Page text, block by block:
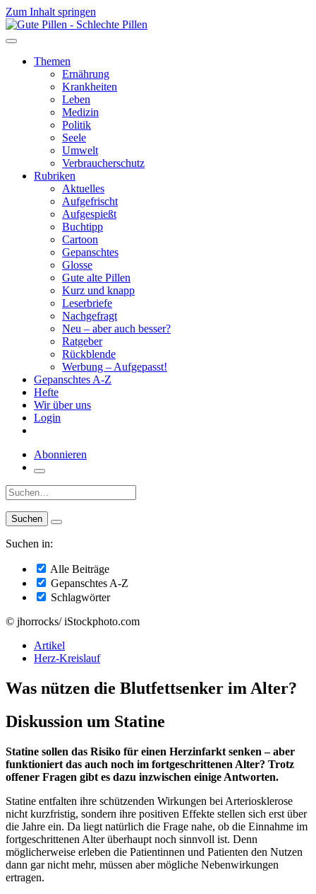
Zum Inhalt springen
Themen
Ernährung
Krankheiten
Leben
Medizin
Politik
Seele
Umwelt
Verbraucherschutz
Rubriken
Aktuelles
Aufgefrischt
Aufgespießt
Buchtipp
Cartoon
Gepanschtes
Glosse
Gute alte Pillen
Kurz und knapp
Leserbriefe
Nachgefragt
Neu – aber auch besser?
Ratgeber
Rückblende
Werbung – Aufgepasst!
Gepanschtes A-Z
Hefte
Wir über uns
Login
Abonnieren
Suche:
Suchen in:
Alle Beiträge
Gepanschtes A-Z
Schlagwörter
© jhorrocks/ iStockphoto.com
Artikel
Herz-Kreislauf
Was nützen die Blutfettsenker im Alter?
Diskussion um Statine
Statine sollen das Risiko für einen Herzinfarkt senken – aber
funktioniert das auch noch im fortgeschrittenen Alter? Trotz
offener Fragen gibt es dazu inzwischen einige Antworten.
Statine entfalten ihre schützenden Wirkungen bei Arteriosklerose
nicht kurzfristig, sondern ihre positiven Effekte stellen sich erst über
die Jahre ein. Da liegt natürlich die Frage nahe, ob die Einnahme im
fortgeschrittenen Alter überhaupt noch sinnvoll ist. Denn
möglicherweise erleben die Patientinnen und Patienten den Nutzen
dann gar nicht mehr, müssen aber mögliche Nebenwirkungen
ertragen.